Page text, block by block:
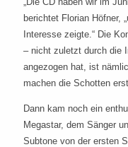
berichtet Florian Höfner,
Interesse zeigte.“ Die
– nicht zuletzt durch die
angezogen hat, ist
machen die Schotten
Dann kam noch ein
Megastar, dem Sänger
Subtone von der ersten